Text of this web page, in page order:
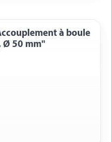
à boule
Ø 50 mm"